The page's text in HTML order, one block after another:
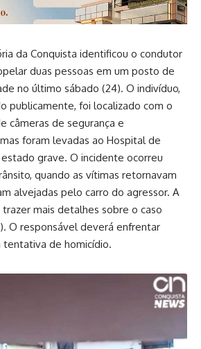
da Conquista identificou o condutor
duas pessoas em um posto de
no último sábado (24). O indivíduo,
publicamente, foi localizado com o
câmeras de segurança e
foram levadas ao Hospital de
grave. O incidente ocorreu
quando as vítimas retornavam
alvejadas pelo carro do agressor. A
mais detalhes sobre o caso
O responsável deverá enfrentar
tentativa de homicídio.